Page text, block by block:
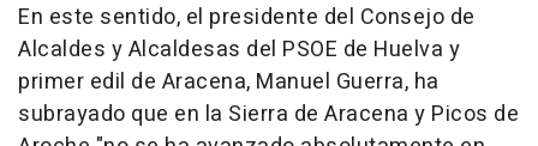
En este sentido, el presidente del Consejo de
Alcaldes y Alcaldesas del PSOE de Huelva y
primer edil de Aracena, Manuel Guerra, ha
subrayado que en la Sierra de Aracena y Picos de